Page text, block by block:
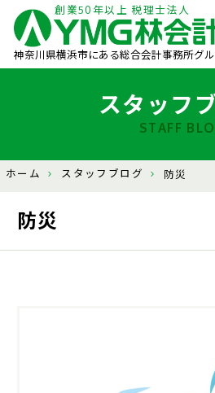
創業50年以上 税理士法人
神奈川県横浜市にある総合会計事務所グ
スタッフ
STAFF
ホーム スタッフブログ 防災
防災